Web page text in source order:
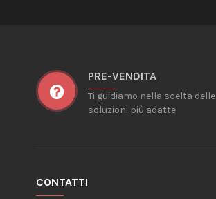
PRE-VENDITA
Ti guidiamo nella scelta delle
soluzioni più adatte
CONTATTI